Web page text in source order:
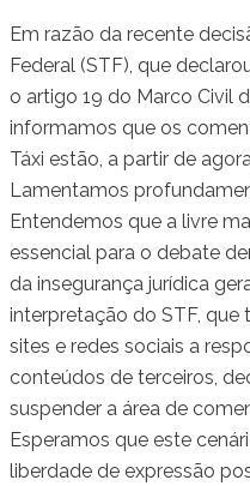
Em razão da recente
Federal (STF), que
o artigo 19 do Marco Civil
informamos que os
Táxi estão, a partir de
Lamentamos
Entendemos que a livre
essencial para o debate
da insegurança jurídica
interpretação do STF, que
sites e redes sociais a
conteúdos de terceiros,
suspender a área de
Esperamos que este
liberdade de expressão